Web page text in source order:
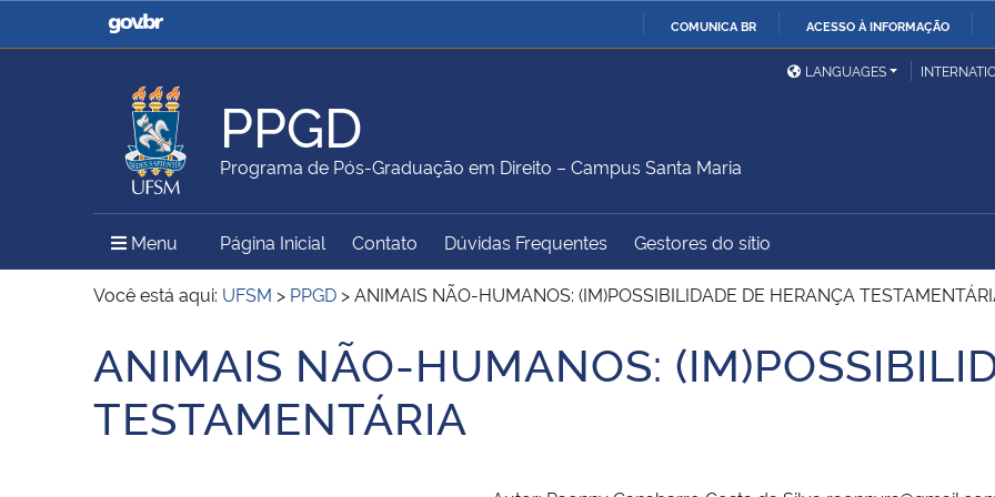
COMUNICA BR ACESSO À INFORMAÇÃO
Casa Civil
Ministério da Justiça e
Ministério da Defesa
Ministério das Relações
Exteriores
Ministério da Agricultura,
Pecuária e Abastecimento
Ministério da Educação
Ministério do Meio Ambiente Ministério do Turismo
Ministério do
Desenvolvimento Regional
Controladoria-Geral da
União
Secretaria de Governo
Gabinete de Segurança
Institucional
Advocacia-Geral da União Banco Central do Brasil
LANGUAGES
PPGD
Programa de Pós-Graduação em Direito – Campus Santa Maria
Menu Menu Principal do Sítio
Página Inicial Contato Dúvidas Frequentes Gestores do sítio
Você está aqui: UFSM > PPGD >ANIMAIS NÃO-HUMANOS: (IM)POSSIBILIDADE DE HERANÇA
Início do conteúdo
ANIMAIS NÃO-HUMANOS:
TESTAMENTÁRIA